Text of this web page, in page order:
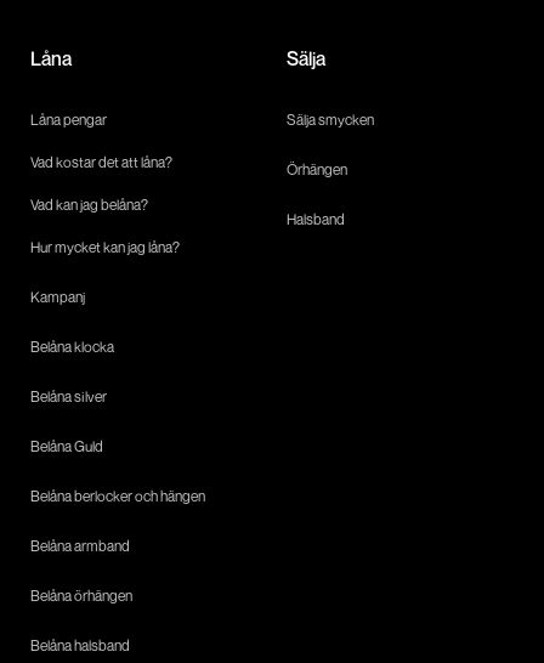
Låna
Låna pengar
Vad kostar det att låna?
Vad kan jag belåna?
Hur mycket kan jag låna?
Kampanj
Belåna klocka
Belåna silver
Belåna Guld
Belåna berlocker och hängen
Belåna armband
Belåna örhängen
Belåna halsband
Sälja
Sälja smycken
Örhängen
Halsband